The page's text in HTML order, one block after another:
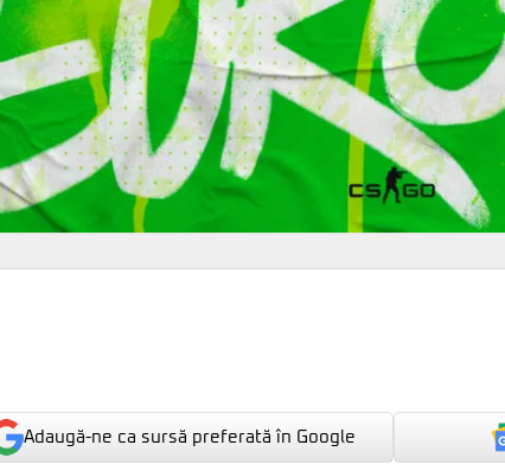
Adaugă-ne ca sursă preferată în Google